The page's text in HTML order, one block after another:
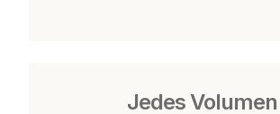
Jedes Volumen